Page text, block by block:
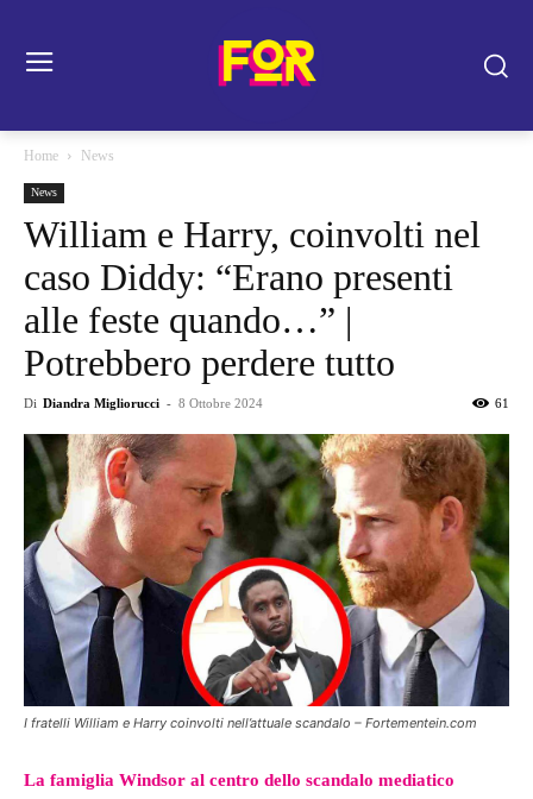
Home News
News
William e Harry, coinvolti nel
caso Diddy: “Erano presenti
alle feste quando…” |
Potrebbero perdere tutto
Di Diandra Migliorucci - 8 Ottobre 2024 61
I fratelli William e Harry coinvolti nell’attuale scandalo – Fortementein.com
La famiglia Windsor al centro dello scandalo mediatico